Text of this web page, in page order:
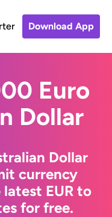
Download App
Euro
Dollar
Dollar
currency
EUR to
for free.